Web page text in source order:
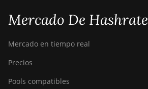
Mercado De Hashrate
Mercado en tiempo real
Precios
Pools compatibles